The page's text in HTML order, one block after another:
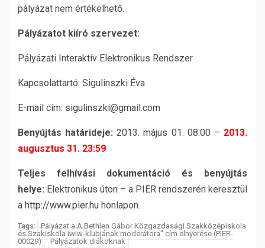
pályázat nem értékelhető.
Pályázatot kiíró szervezet:
Pályázati Interaktív Elektronikus Rendszer
Kapcsolattartó: Sigulinszki Éva
E-mail cím: sigulinszki@gmail.com
Benyújtás határideje:2013. május 01. 08:00 – 2013.
augusztus 31. 23:59
Teljes felhívási dokumentáció és benyújtás
helye: Elektronikus úton – a PIER rendszerén keresztül
a http://www.pier.hu honlapon.
Tags:
Pályázat a A Bethlen Gábor Közgazdasági Szakközépiskola
és Szakiskola iwiw-klubjának moderátora" cím elnyerése (PIER-
00029)
Pályázatok diákoknak